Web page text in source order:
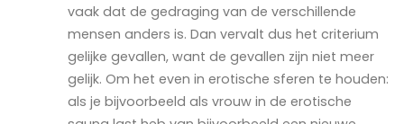
vaak dat de gedraging van de verschillende
mensen anders is. Dan vervalt dus het criterium
gelijke gevallen, want de gevallen zijn niet meer
gelijk. Om het even in erotische sferen te houden:
als je bijvoorbeeld als vrouw in de erotische